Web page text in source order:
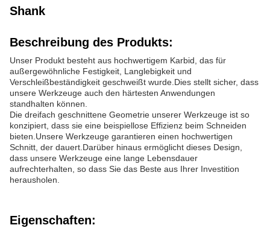
Shank
Beschreibung des Produkts:
Unser Produkt besteht aus hochwertigem Karbid, das für
außergewöhnliche Festigkeit, Langlebigkeit und
Verschleißbeständigkeit geschweißt wurde.Dies stellt sicher, dass
unsere Werkzeuge auch den härtesten Anwendungen
standhalten können.
Die dreifach geschnittene Geometrie unserer Werkzeuge ist so
konzipiert, dass sie eine beispiellose Effizienz beim Schneiden
bieten.Unsere Werkzeuge garantieren einen hochwertigen
Schnitt, der dauert.Darüber hinaus ermöglicht dieses Design,
dass unsere Werkzeuge eine lange Lebensdauer
aufrechterhalten, so dass Sie das Beste aus Ihrer Investition
herausholen.
Eigenschaften: